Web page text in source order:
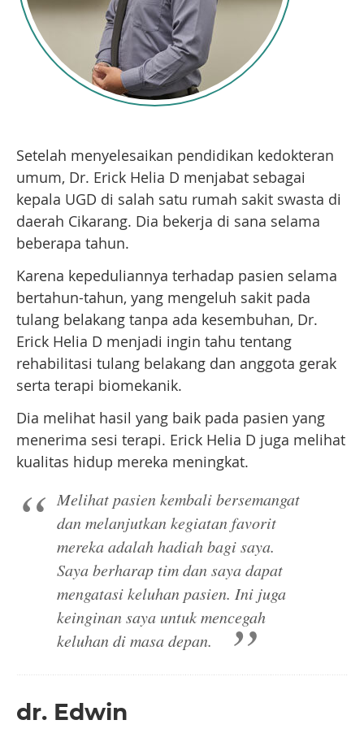
Setelah menyelesaikan pendidikan kedokteran
umum, Dr. Erick Helia D menjabat sebagai
kepala UGD di salah satu rumah sakit swasta di
daerah Cikarang. Dia bekerja di sana selama
beberapa tahun.
Karena kepeduliannya terhadap pasien selama
bertahun-tahun, yang mengeluh sakit pada
tulang belakang tanpa ada kesembuhan, Dr.
Erick Helia D menjadi ingin tahu tentang
rehabilitasi tulang belakang dan anggota gerak
serta terapi biomekanik.
Dia melihat hasil yang baik pada pasien yang
menerima sesi terapi. Erick Helia D juga melihat
kualitas hidup mereka meningkat.
Melihat pasien kembali bersemangat
dan melanjutkan kegiatan favorit
mereka adalah hadiah bagi saya.
Saya berharap tim dan saya dapat
mengatasi keluhan pasien. Ini juga
keinginan saya untuk mencegah
keluhan di masa depan.
dr. Edwin